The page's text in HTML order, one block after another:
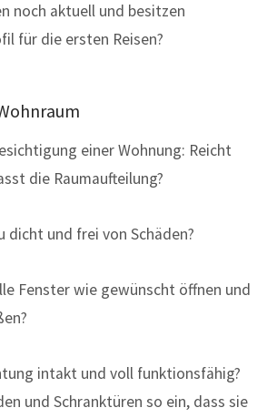
noch aktuell und besitzen
für die ersten Reisen?
einer Wohnung: Reicht
die Raumaufteilung?
und frei von Schäden?
Fenster wie gewünscht öffnen und
intakt und voll funktionsfähig?
und Schranktüren so ein, dass sie